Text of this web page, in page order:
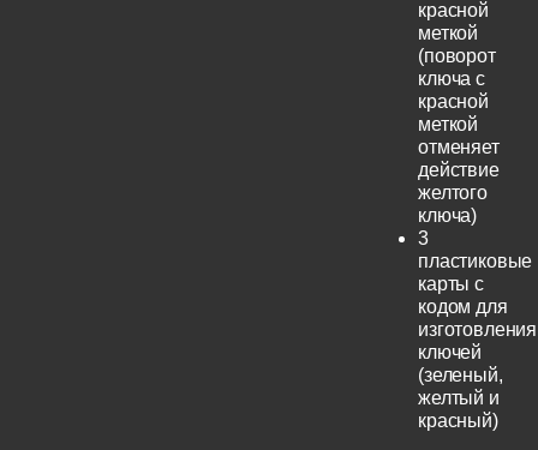
красной
меткой
(поворот
ключа с
красной
меткой
отменяет
действие
желтого
ключа)
3
пластиковые
карты с
кодом для
изготовления
ключей
(зеленый,
желтый и
красный)